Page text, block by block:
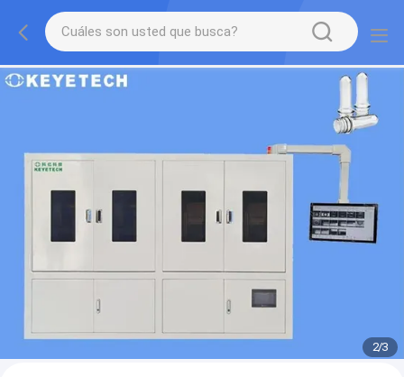
2/3